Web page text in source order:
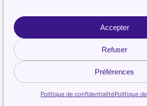
Accepter
Refuser
Préférences
Politique de confidentialitéPolitique